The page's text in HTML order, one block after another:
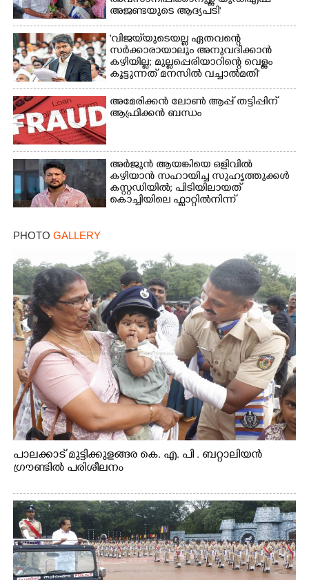
അജണ്ടയുടെ ആദ്യപടി'
'വിജയ്‌യുടെയല്ല ഏതവന്റെ
സർക്കാരായാലും അനുവദിക്കാൻ
കഴിയില്ല; മുല്ലപ്പെരിയാറിന്റെ വെള്ളം
കൂട്ടുന്നത് മനസിൽ വച്ചാൽമതി'
അമേരിക്കൻ ലോൺ ആപ്പ് തട്ടിപ്പിന്
ആഫ്രിക്കൻ ബന്ധം
അർജുൻ ആയങ്കിയെ ഒളിവിൽ
കഴിയാൻ സഹായിച്ച സുഹൃത്തുക്കൾ
കസ്റ്റഡിയിൽ; പിടിയിലായത്
കൊച്ചിയിലെ ഫ്ലാറ്റിൽനിന്ന്
PHOTO GALLERY
പാലക്കാട് മുട്ടിക്കുളങ്ങര കെ. എ. പി . ബറ്റാലിയൻ
ഗ്രൗണ്ടിൽ പരിശീലനം